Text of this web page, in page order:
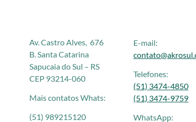
Av. Castro Alves, 676
B. Santa Catarina
Sapucaia do Sul – RS
CEP 93214-060
Mais contatos Whats:
(51) 989215120
E-mail:
Telefones:
(51) 3474-4850
(51) 3474-9759
WhatsApp: